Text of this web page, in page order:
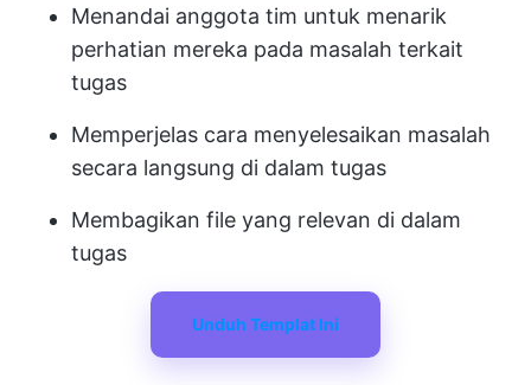
Menandai anggota tim untuk menarik
perhatian mereka pada masalah terkait
tugas
Memperjelas cara menyelesaikan masalah
secara langsung di dalam tugas
Membagikan file yang relevan di dalam
tugas
Unduh Templat Ini